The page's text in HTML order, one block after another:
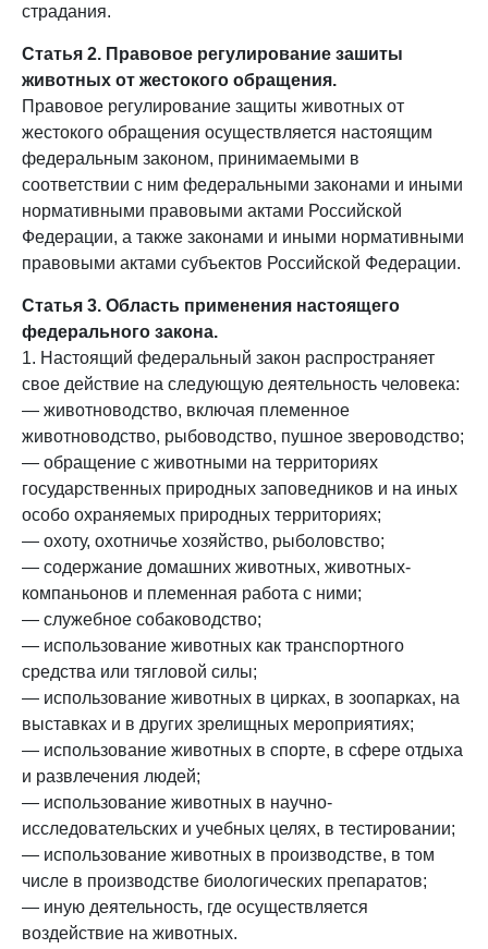
страдания.
Статья 2. Правовое регулирование зашиты
животных от жестокого обращения.
Правовое регулирование защиты животных от
жестокого обращения осуществляется настоящим
федеральным законом, принимаемыми в
соответствии с ним федеральными законами и иными
нормативными правовыми актами Российской
Федерации, а также законами и иными нормативными
правовыми актами субъектов Российской Федерации.
Статья 3. Область применения настоящего
федерального закона.
1. Настоящий федеральный закон распространяет
свое действие на следующую деятельность человека:
— животноводство, включая племенное
животноводство, рыбоводство, пушное звероводство;
— обращение с животными на территориях
государственных природных заповедников и на иных
особо охраняемых природных территориях;
— охоту, охотничье хозяйство, рыболовство;
— содержание домашних животных, животных-
компаньонов и племенная работа с ними;
— служебное собаководство;
— использование животных как транспортного
средства или тягловой силы;
— использование животных в цирках, в зоопарках, на
выставках и в других зрелищных мероприятиях;
— использование животных в спорте, в сфере отдыха
и развлечения людей;
— использование животных в научно-
исследовательских и учебных целях, в тестировании;
— использование животных в производстве, в том
числе в производстве биологических препаратов;
— иную деятельность, где осуществляется
воздействие на животных.